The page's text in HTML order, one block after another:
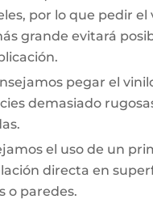
por lo que pedir el
grande evitará
pegar el
demasiado
el uso de un
directa en
o paredes.